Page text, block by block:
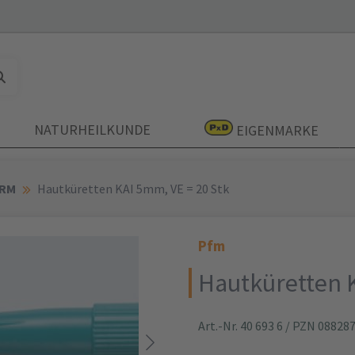
NATURHEILKUNDE EIGENMARKE
Hautküretten KAI 5mm, VE = 20 Stk
Pfm
Hautküretten
Art.-Nr. 40 693 6 / PZN